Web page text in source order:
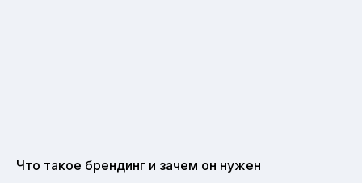
Что такое брендинг и зачем он нужен